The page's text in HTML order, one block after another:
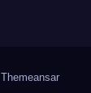
Themeansar